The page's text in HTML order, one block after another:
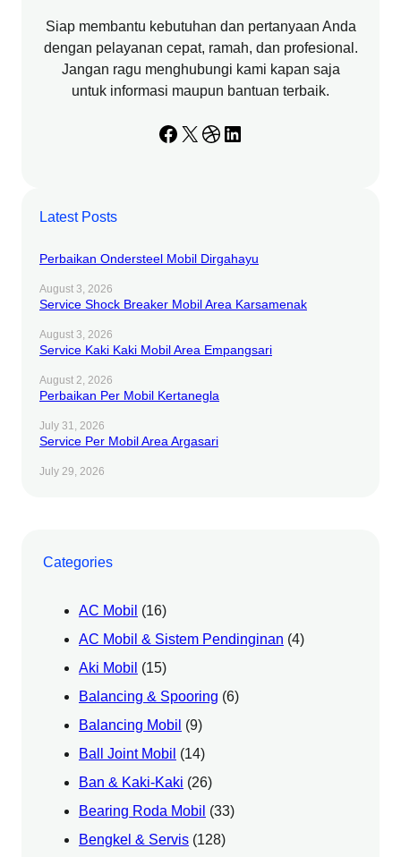
Siap membantu kebutuhan dan pertanyaan Anda
dengan pelayanan cepat, ramah, dan profesional.
Jangan ragu menghubungi kami kapan saja
untuk informasi maupun bantuan terbaik.
Facebook X Dribbble LinkedIn
Latest Posts
Perbaikan Ondersteel Mobil Dirgahayu
August 3, 2026
Service Shock Breaker Mobil Area Karsamenak
August 3, 2026
Service Kaki Kaki Mobil Area Empangsari
August 2, 2026
Perbaikan Per Mobil Kertanegla
July 31, 2026
Service Per Mobil Area Argasari
July 29, 2026
Categories
AC Mobil (16)
AC Mobil & Sistem Pendinginan (4)
Aki Mobil (15)
Balancing & Spooring (6)
Balancing Mobil (9)
Ball Joint Mobil (14)
Ban & Kaki-Kaki (26)
Bearing Roda Mobil (33)
Bengkel & Servis (128)